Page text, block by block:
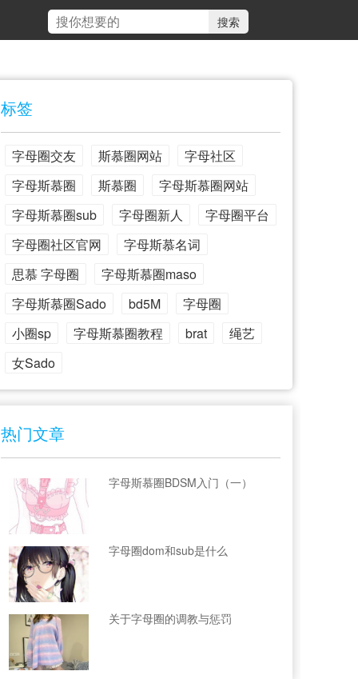
标签
字母圈交友 斯慕圈网站
字母社区
字母斯慕圈
斯慕圈
字母斯慕圈网站
字母斯慕圈sub
字母圈新人
字母圈平台
字母圈社区官网
字母斯慕名词
思慕 字母圈
字母斯慕圈maso
字母斯慕圈Sado
bd5M
字母圈
小圈sp
字母斯慕圈教程 brat
绳艺
女Sado
热门文章
字母斯慕圈BDSM入门（一）
字母圈dom和sub是什么
关于字母圈的调教与惩罚